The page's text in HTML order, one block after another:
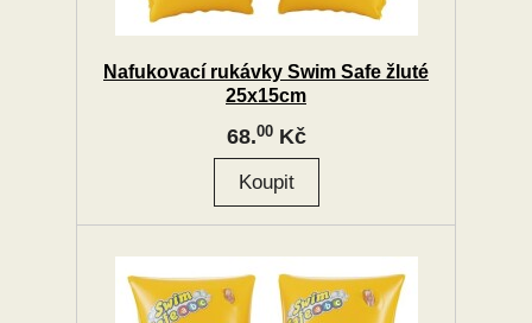
Nafukovací rukávky Swim Safe žluté
25x15cm
68.00Kč